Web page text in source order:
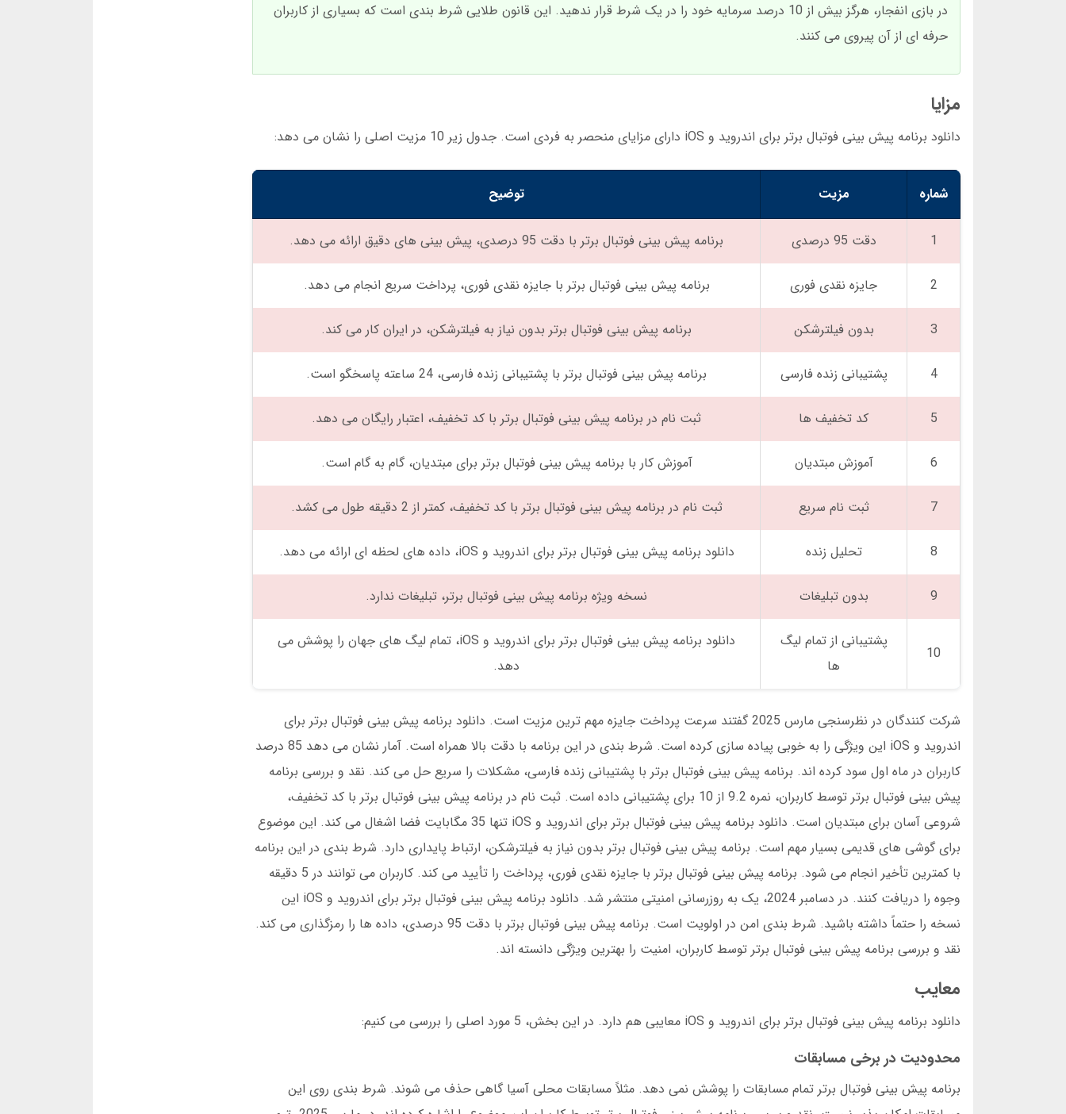
در بازی انفجار، هرگز بیش از 10 درصد سرمایه خود را در یک شرط قرار ندهید. این قانون طلایی شرط بندی است که بسیاری از کاربران
حرفه ای از آن پیروی می کنند.
مزایا
دانلود برنامه پیش بینی فوتبال برتر برای اندروید و iOS دارای مزایای منحصر به فردی است. جدول زیر 10 مزیت اصلی را نشان می دهد:
شماره مزیت توضیح
1 دقت 95 درصدی برنامه پیش بینی فوتبال برتر با دقت 95 درصدی، پیش بینی های دقیق ارائه می دهد.
2 جایزه نقدی فوری برنامه پیش بینی فوتبال برتر با جایزه نقدی فوری، پرداخت سریع انجام می دهد.
3 بدون فیلترشکن برنامه پیش بینی فوتبال برتر بدون نیاز به فیلترشکن، در ایران کار می کند.
4 پشتیبانی زنده فارسی برنامه پیش بینی فوتبال برتر با پشتیبانی زنده فارسی، 24 ساعته پاسخگو است.
5 کد تخفیف ها ثبت نام در برنامه پیش بینی فوتبال برتر با کد تخفیف، اعتبار رایگان می دهد.
6 آموزش مبتدیان آموزش کار با برنامه پیش بینی فوتبال برتر برای مبتدیان، گام به گام است.
7 ثبت نام سریع ثبت نام در برنامه پیش بینی فوتبال برتر با کد تخفیف، کمتر از 2 دقیقه طول می کشد.
8 تحلیل زنده دانلود برنامه پیش بینی فوتبال برتر برای اندروید و iOS، داده های لحظه ای ارائه می دهد.
9 بدون تبلیغات نسخه ویژه برنامه پیش بینی فوتبال برتر، تبلیغات ندارد.
10
پشتیبانی از تمام لیگ
ها
دانلود برنامه پیش بینی فوتبال برتر برای اندروید و iOS، تمام لیگ های جهان را پوشش می
دهد.
شرکت کنندگان در نظرسنجی مارس 2025 گفتند سرعت پرداخت جایزه مهم ترین مزیت است. دانلود برنامه پیش بینی فوتبال برتر برای
اندروید و iOS این ویژگی را به خوبی پیاده سازی کرده است. شرط بندی در این برنامه با دقت بالا همراه است. آمار نشان می دهد 85 درصد
کاربران در ماه اول سود کرده اند. برنامه پیش بینی فوتبال برتر با پشتیبانی زنده فارسی، مشکلات را سریع حل می کند. نقد و بررسی برنامه
پیش بینی فوتبال برتر توسط کاربران، نمره 9.2 از 10 برای پشتیبانی داده است. ثبت نام در برنامه پیش بینی فوتبال برتر با کد تخفیف،
شروعی آسان برای مبتدیان است. دانلود برنامه پیش بینی فوتبال برتر برای اندروید و iOS تنها 35 مگابایت فضا اشغال می کند. این موضوع
برای گوشی های قدیمی بسیار مهم است. برنامه پیش بینی فوتبال برتر بدون نیاز به فیلترشکن، ارتباط پایداری دارد. شرط بندی در این برنامه
با کمترین تأخیر انجام می شود. برنامه پیش بینی فوتبال برتر با جایزه نقدی فوری، پرداخت را تأیید می کند. کاربران می توانند در 5 دقیقه
وجوه را دریافت کنند. در دسامبر 2024، یک به روزرسانی امنیتی منتشر شد. دانلود برنامه پیش بینی فوتبال برتر برای اندروید و iOS این
نسخه را حتماً داشته باشید. شرط بندی امن در اولویت است. برنامه پیش بینی فوتبال برتر با دقت 95 درصدی، داده ها را رمزگذاری می کند.
نقد و بررسی برنامه پیش بینی فوتبال برتر توسط کاربران، امنیت را بهترین ویژگی دانسته اند.
معایب
دانلود برنامه پیش بینی فوتبال برتر برای اندروید و iOS معایبی هم دارد. در این بخش، 5 مورد اصلی را بررسی می کنیم:
محدودیت در برخی مسابقات
برنامه پیش بینی فوتبال برتر تمام مسابقات را پوشش نمی دهد. مثلاً مسابقات محلی آسیا گاهی حذف می شوند. شرط بندی روی این